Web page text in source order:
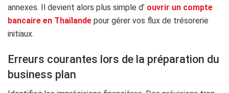
annexes. Il devient alors plus simple d’ ouvrir un compte
bancaire en Thaïlande pour gérer vos flux de trésorerie
initiaux.
Erreurs courantes lors de la préparation du
business plan